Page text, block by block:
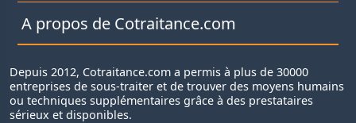
A propos de Cotraitance.com
Depuis 2012, Cotraitance.com a permis à plus de 30000
entreprises de sous-traiter et de trouver des moyens humains
ou techniques supplémentaires grâce à des prestataires
sérieux et disponibles.